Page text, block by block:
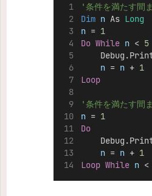
'条件を満たす間
Dim n As Long
n = 1
Do While n < 5
n = n + 1
Loop
'条件を満たす間
n = 1
Do
n = n + 1
Loop While n <